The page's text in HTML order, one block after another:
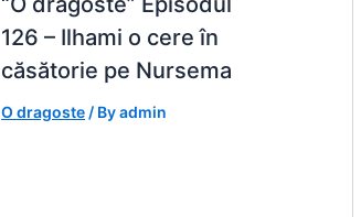
126 – Ilhami o cere în
căsătorie pe Nursema
O dragoste / Byadmin